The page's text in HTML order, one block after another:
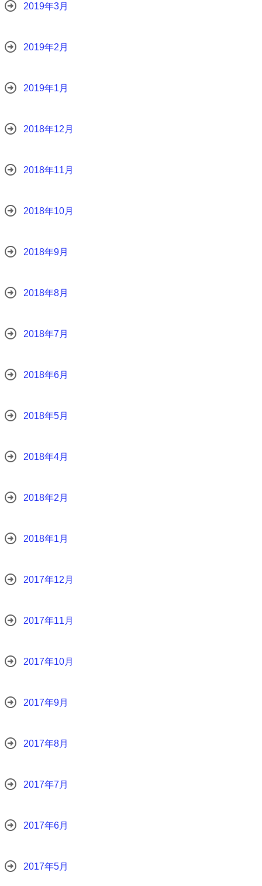
2019年3月
2019年2月
2019年1月
2018年12月
2018年11月
2018年10月
2018年9月
2018年8月
2018年7月
2018年6月
2018年5月
2018年4月
2018年2月
2018年1月
2017年12月
2017年11月
2017年10月
2017年9月
2017年8月
2017年7月
2017年6月
2017年5月